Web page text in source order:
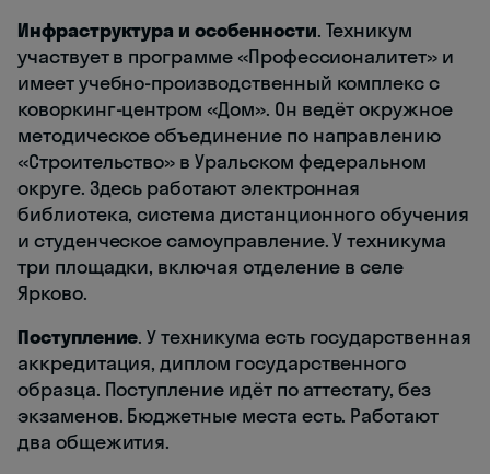
Инфраструктура и особенности. Техникум
участвует в программе «Профессионалитет» и
имеет учебно-производственный комплекс с
коворкинг-центром «Дом». Он ведёт окружное
методическое объединение по направлению
«Строительство» в Уральском федеральном
округе. Здесь работают электронная
библиотека, система дистанционного обучения
и студенческое самоуправление. У техникума
три площадки, включая отделение в селе
Ярково.
Поступление. У техникума есть государственная
аккредитация, диплом государственного
образца. Поступление идёт по аттестату, без
экзаменов. Бюджетные места есть. Работают
два общежития.